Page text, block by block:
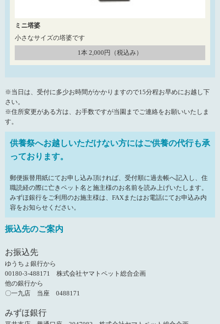
ミニ塔婆
小さなサイズの塔婆です
1本 2,000円（税込み）
※当日は、受付に多少お時間がかかりますので15分程お早めにお越し下
さい。
※住所変更がある方は、お手数ですが当園までご連絡をお願いいたしま
す。
供養祭へお越しいただけない方にはご供養の代行も承
っております。
郵便振替用紙にてお申し込み頂ければ、受付順に過去帳へ記入し、住
職読経の際に亡きペット名と施主様のお名前を読み上げいたします。
みずほ銀行をご利用のお施主様は、FAXまたはお電話にてお申込み内
容をお知らせください。
振込先のご案内
お振込先
ゆうちょ銀行から
00180-3-488171 株式会社ヤマトペット総合企画
他の銀行から
〇一九店 当座 0488171
みずほ銀行